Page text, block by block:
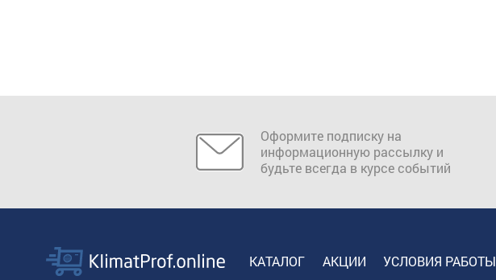
Оформите подписку на
информационную рассылку и
будьте всегда в курсе событий
КАТАЛОГ АКЦИИ УСЛОВИЯ РАБОТЫ